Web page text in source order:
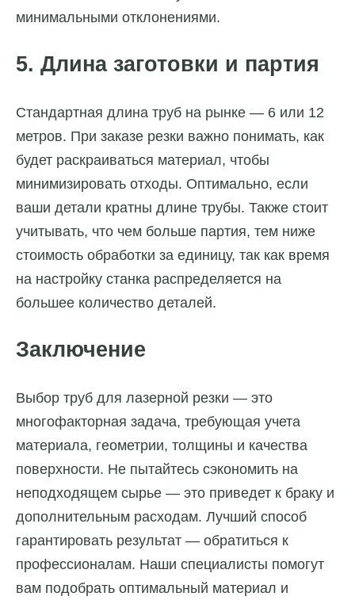
минимальными отклонениями.
5. Длина заготовки и партия
Стандартная длина труб на рынке — 6 или 12
метров. При заказе резки важно понимать, как
будет раскраиваться материал, чтобы
минимизировать отходы. Оптимально, если
ваши детали кратны длине трубы. Также стоит
учитывать, что чем больше партия, тем ниже
стоимость обработки за единицу, так как время
на настройку станка распределяется на
большее количество деталей.
Заключение
Выбор труб для лазерной резки — это
многофакторная задача, требующая учета
материала, геометрии, толщины и качества
поверхности. Не пытайтесь сэкономить на
неподходящем сырье — это приведет к браку и
дополнительным расходам. Лучший способ
гарантировать результат — обратиться к
профессионалам. Наши специалисты помогут
вам подобрать оптимальный материал и